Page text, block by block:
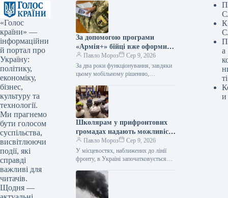
«Голос
країни» —
інформаційни
й портал про
Україну:
політику,
економіку,
бізнес,
культуру та
технології.
Ми прагнемо
бути голосом
суспільства,
висвітлюючи
події, які
справді
важливі для
читачів.
Щодня —
За допомогою програми
«Армія+» бійці вже оформили
майже 3 мільйони рапортів.
Павло Мороз
Сер 9, 2026
За два роки функціонування, завдяки
цьому мобільному рішенню,
приблизно 3 мільйони рапортів. За
інформацією, наданою Укрінформом,
це…
Школярам у прифронтових
громадах надають можливість
безпечно діставатися до
навчальних закладів завдяки
новій програмі «Безпечний
Павло Мороз
Сер 9, 2026
У місцевостях, наближених до лінії
фронту, в Україні започатковується
учнів, де будуть розміщені пересувні
захисні споруди.…
а
ті
и